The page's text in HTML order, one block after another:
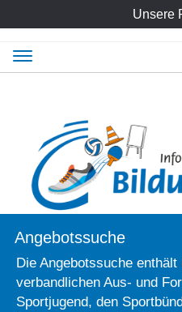
Unsere
Angebotssuche
Die Angebotssuche enthält
verbandlichen Aus- und
Sportjugend, den
Navigation
ein-/ausblenden